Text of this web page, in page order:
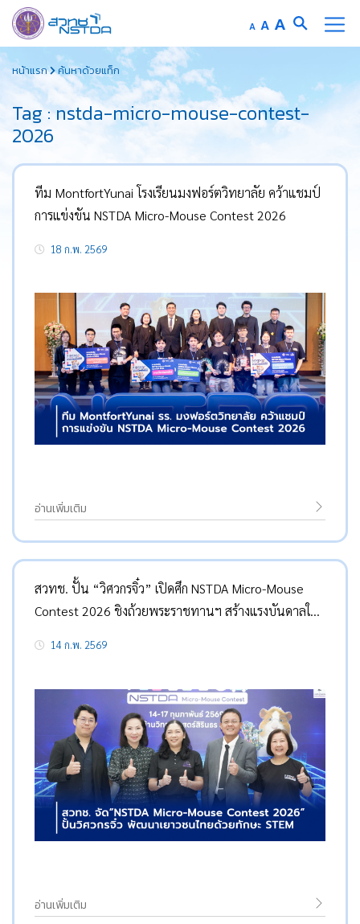
to
content
A Decrease
font
AReset
font
A Increase
font
หน้าแรก ค้นหาด้วยแท็ก
Tag : nstda-micro-mouse-contest-
2026
ทีม MontfortYunai โรงเรียนมงฟอร์ตวิทยาลัย คว้าแชมป์
การแข่งขัน NSTDA Micro-Mouse Contest 2026
18 ก.พ. 2569
อ่านเพิ่มเติม
สวทช. ปั้น “วิศวกรจิ๋ว” เปิดศึก NSTDA Micro-Mouse
Contest 2026 ชิงถ้วยพระราชทานฯ สร้างแรงบันดาลใจ
14 ก.พ. 2569
อ่านเพิ่มเติม